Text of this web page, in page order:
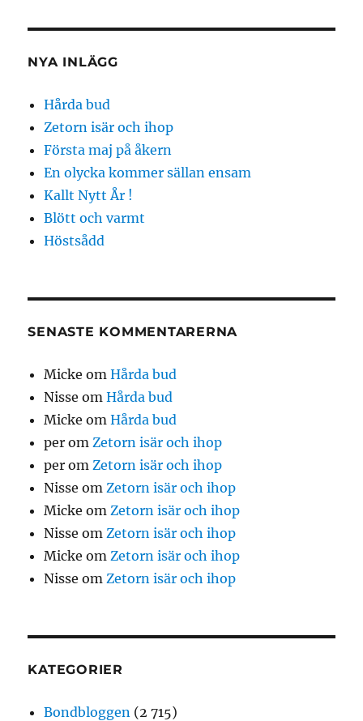
NYA INLÄGG
Hårda bud
Zetorn isär och ihop
Första maj på åkern
En olycka kommer sällan ensam
Kallt Nytt År !
Blött och varmt
Höstsådd
SENASTE KOMMENTARERNA
Micke omHårda bud
Nisse omHårda bud
Micke omHårda bud
per om Zetorn isär och ihop
per om Zetorn isär och ihop
Nisse om Zetorn isär och ihop
Micke om Zetorn isär och ihop
Nisse om Zetorn isär och ihop
Micke om Zetorn isär och ihop
Nisse om Zetorn isär och ihop
KATEGORIER
Bondbloggen (2 715)